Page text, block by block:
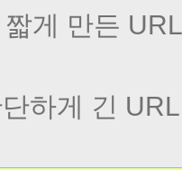
짧게 만든
하게 긴